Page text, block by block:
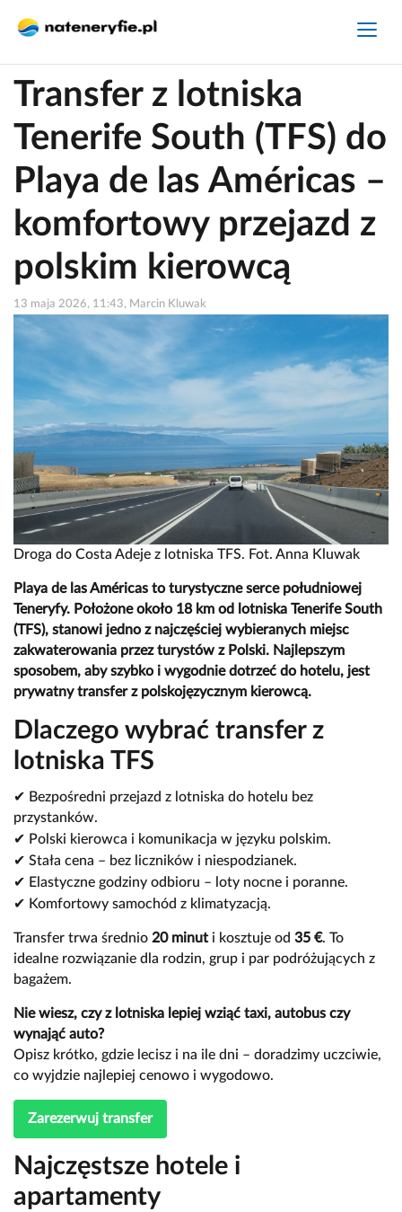
Transfer z lotniska
Tenerife South (TFS) do
Playa de las Américas –
komfortowy przejazd z
polskim kierowcą
13 maja 2026, 11:43, Marcin Kluwak
Droga do Costa Adeje z lotniska TFS. Fot. Anna Kluwak
Playa de las Américas to turystyczne serce południowej
Teneryfy. Położone około 18 km od lotniska Tenerife South
(TFS), stanowi jedno z najczęściej wybieranych miejsc
zakwaterowania przez turystów z Polski. Najlepszym
sposobem, aby szybko i wygodnie dotrzeć do hotelu, jest
prywatny transfer z polskojęzycznym kierowcą.
Dlaczego wybrać transfer z
lotniska TFS
✔ Bezpośredni przejazd z lotniska do hotelu bez
przystanków.
✔ Polski kierowca i komunikacja w języku polskim.
✔ Stała cena – bez liczników i niespodzianek.
✔ Elastyczne godziny odbioru – loty nocne i poranne.
✔ Komfortowy samochód z klimatyzacją.
Transfer trwa średnio 20 minuti kosztuje od 35 €. To
idealne rozwiązanie dla rodzin, grup i par podróżujących z
bagażem.
Nie wiesz, czy z lotniska lepiej wziąć taxi, autobus czy
wynająć auto?
Opisz krótko, gdzie lecisz i na ile dni – doradzimy uczciwie,
co wyjdzie najlepiej cenowo i wygodowo.
Zarezerwuj transfer
Najczęstsze hotele i
apartamenty